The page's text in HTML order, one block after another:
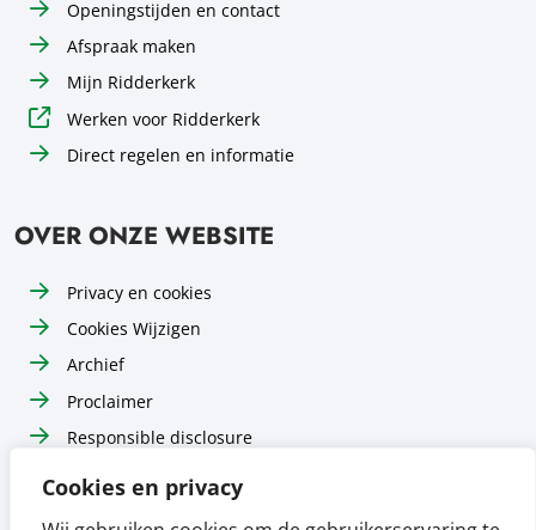
Cookies en privacy
Openingstijden en contact
Afspraak maken
Mijn Ridderkerk
Werken voor Ridderkerk
Direct regelen en informatie
OVER ONZE WEBSITE
Privacy en cookies
Cookies Wijzigen
Archief
Proclaimer
Responsible disclosure
Toegankelijkheid